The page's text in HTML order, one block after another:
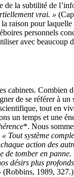
la subtilité de
vrai. »
raison pour laquelle
personnels
avec beaucoup
cabinets. Combien
de se référer à
tout en
un temps et une
*. Nous
« Tout système
action des
tomber en
désirs plus
(Robbins, 1989,